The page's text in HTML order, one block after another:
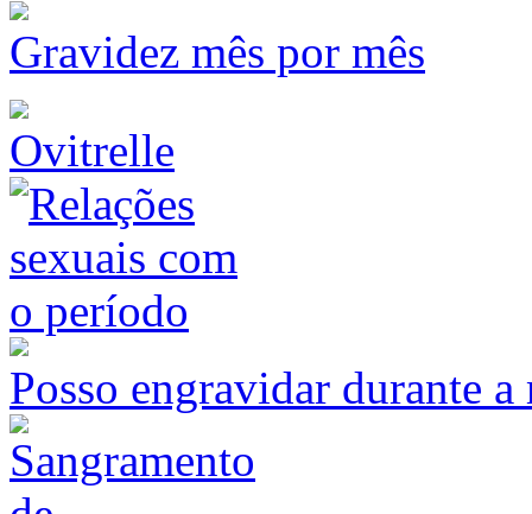
Gravidez mês por mês
Ovitrelle
Posso engravidar durante a